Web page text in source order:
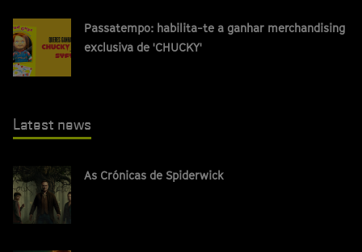
Passatempo: habilita-te a ganhar merchandising
exclusiva de 'CHUCKY'
Latest news
As Crónicas de Spiderwick